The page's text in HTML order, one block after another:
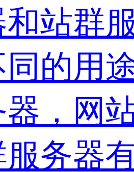
和站群
的用
器，网
务器